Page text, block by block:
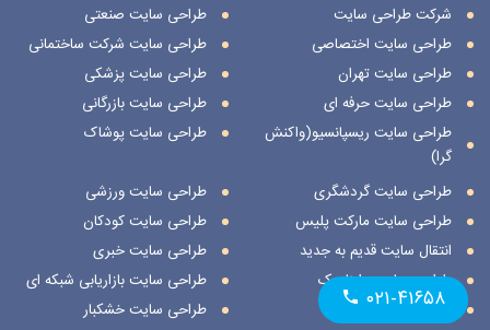
شرکت طراحی سایت
طراحی سایت اختصاصی
طراحی سایت تهران
طراحی سایت حرفه ای
طراحی سایت ریسپانسیو(واکنش
گرا)
طراحی سایت صنعتی
طراحی سایت شرکت ساختمانی
طراحی سایت پزشکی
طراحی سایت بازرگانی
طراحی سایت پوشاک
طراحی سایت گردشگری
طراحی سایت مارکت پلیس
انتقال سایت قدیم به جدید
طراحی سایت داینامیک
طراحی سایت استاتیک
طراحی سایت ورزشی
طراحی سایت کودکان
طراحی سایت خبری
طراحی سایت بازاریابی شبکه ای
طراحی سایت خشکبار
۰۲۱-۴۱۶۵۸